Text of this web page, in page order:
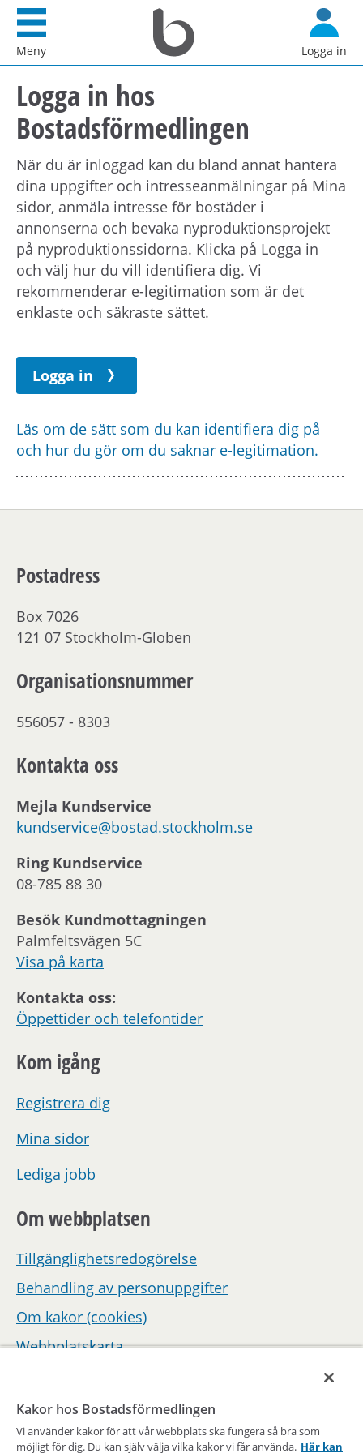
d
e
t
t
i
l
l
i
n
l
e
Meny
Startsida
Bostadsförmedlingen
i
AB
Logga in
Logga in hos
Bostadsförmedlingen
När du är inloggad kan du bland annat hantera
dina uppgifter och intresseanmälningar på Mina
sidor, anmäla intresse för bostäder i
annonserna och bevaka nyproduktionsprojekt
på nyproduktionssidorna. Klicka på Logga in
och välj hur du vill identifiera dig. Vi
rekommenderar e-legitimation som är det
enklaste och säkraste sättet.
Logga in
Läs om de sätt som du kan identifiera dig på
och hur du gör om du saknar e-legitimation.
Postadress
Box 7026
121 07 Stockholm-Globen
Organisationsnummer
556057 - 8303
Kontakta oss
Mejla Kundservice
kundservice@bostad.stockholm.se
Ring Kundservice
08-785 88 30
Besök Kundmottagningen
Palmfeltsvägen 5C
Visa på karta
Kontakta oss:
Öppettider och telefontider
Kom igång
Registrera dig
Mina sidor
Lediga jobb
Om webbplatsen
Tillgänglighetsredogörelse
Behandling av personuppgifter
Om kakor (cookies)
Webbplatskarta
Kakor hos Bostadsförmedlingen
Vi använder kakor för att vår webbplats ska fungera så bra som
möjligt för dig. Du kan själv välja vilka kakor vi får använda. Här kan